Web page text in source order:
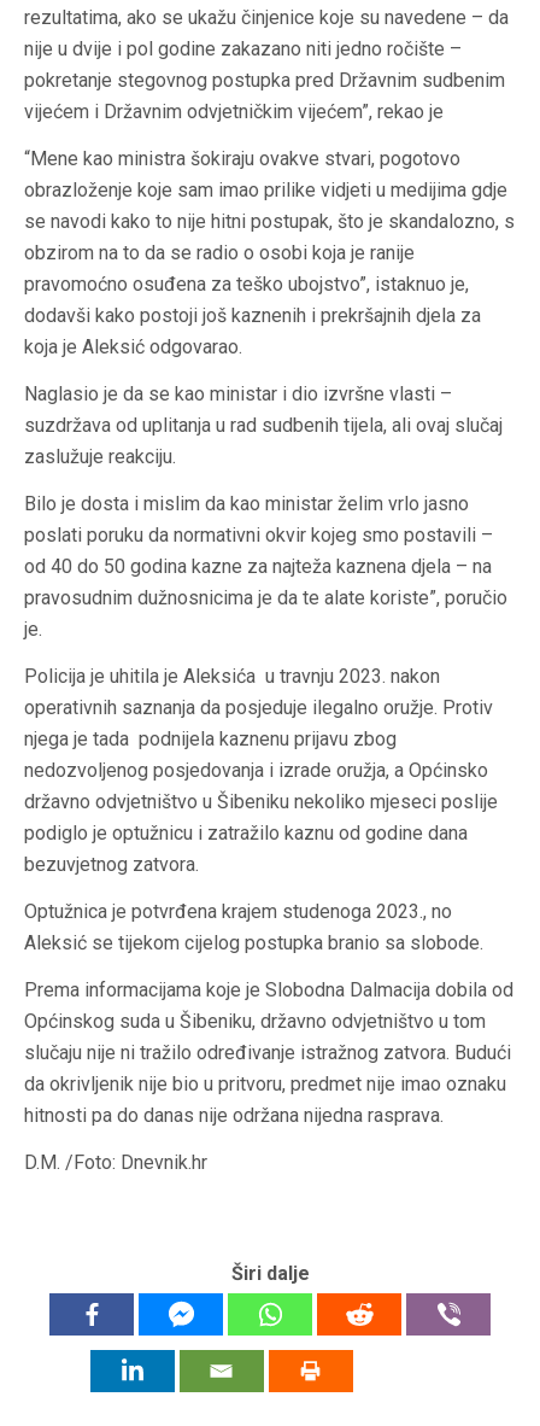
rezultatima, ako se ukažu činjenice koje su navedene – da
nije u dvije i pol godine zakazano niti jedno ročište –
pokretanje stegovnog postupka pred Državnim sudbenim
vijećem i Državnim odvjetničkim vijećem”, rekao je
“Mene kao ministra šokiraju ovakve stvari, pogotovo
obrazloženje koje sam imao prilike vidjeti u medijima gdje
se navodi kako to nije hitni postupak, što je skandalozno, s
obzirom na to da se radio o osobi koja je ranije
pravomoćno osuđena za teško ubojstvo”, istaknuo je,
dodavši kako postoji još kaznenih i prekršajnih djela za
koja je Aleksić odgovarao.
Naglasio je da se kao ministar i dio izvršne vlasti –
suzdržava od uplitanja u rad sudbenih tijela, ali ovaj slučaj
zaslužuje reakciju.
Bilo je dosta i mislim da kao ministar želim vrlo jasno
poslati poruku da normativni okvir kojeg smo postavili –
od 40 do 50 godina kazne za najteža kaznena djela – na
pravosudnim dužnosnicima je da te alate koriste”, poručio
je.
Policija je uhitila je Aleksića u travnju 2023. nakon
operativnih saznanja da posjeduje ilegalno oružje. Protiv
njega je tada podnijela kaznenu prijavu zbog
nedozvoljenog posjedovanja i izrade oružja, a Općinsko
državno odvjetništvo u Šibeniku nekoliko mjeseci poslije
podiglo je optužnicu i zatražilo kaznu od godine dana
bezuvjetnog zatvora.
Optužnica je potvrđena krajem studenoga 2023., no
Aleksić se tijekom cijelog postupka branio sa slobode.
Prema informacijama koje je Slobodna Dalmacija dobila od
Općinskog suda u Šibeniku, državno odvjetništvo u tom
slučaju nije ni tražilo određivanje istražnog zatvora. Budući
da okrivljenik nije bio u pritvoru, predmet nije imao oznaku
hitnosti pa do danas nije održana nijedna rasprava.
D.M. /Foto: Dnevnik.hr
Širi dalje